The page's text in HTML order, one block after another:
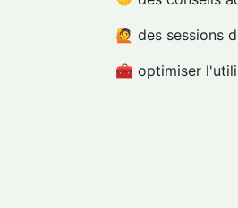
🙋 des sessions
🧰 optimiser